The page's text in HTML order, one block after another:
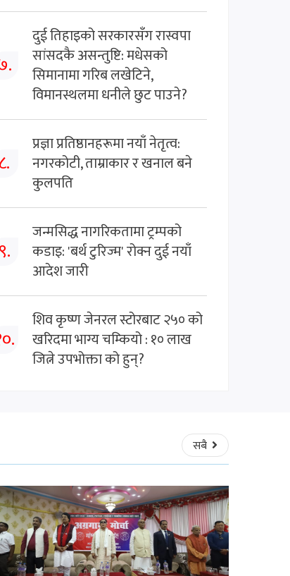
दुई तिहाइको सरकारसँग रास्वपा
सांसदकै असन्तुष्टि: मधेसको
सिमानामा गरिब लखेटिने,
विमानस्थलमा धनीले छुट पाउने?
८.
प्रज्ञा प्रतिष्ठानहरूमा नयाँ नेतृत्व:
नगरकोटी, ताम्राकार र खनाल बने
कुलपति
९.
जन्मसिद्ध नागरिकतामा ट्रम्पको
कडाइ: 'बर्थ टुरिज्म' रोक्न दुई नयाँ
आदेश जारी
शिव कृष्ण जेनरल स्टोरबाट २५० को
खरिदमा भाग्य चम्कियो : १० लाख
जित्ने उपभोक्ता को हुन्?
सबै